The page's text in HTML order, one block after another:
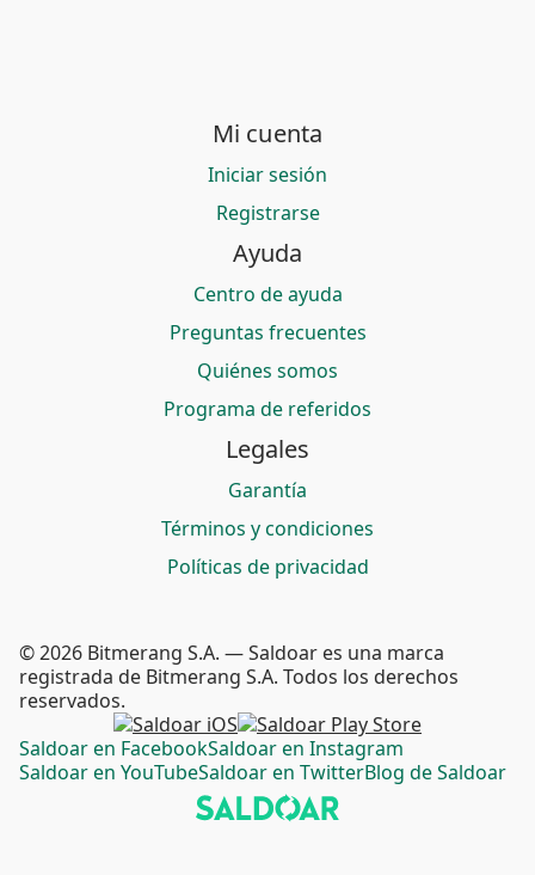
Mi cuenta
Iniciar sesión
Registrarse
Ayuda
Centro de ayuda
Preguntas frecuentes
Quiénes somos
Programa de referidos
Legales
Garantía
Términos y condiciones
Políticas de privacidad
Saldoar en FacebookSaldoar en Instagram
Saldoar en YouTubeSaldoar en TwitterBlog de Saldoar
© 2026 Bitmerang S.A. — Saldoar es una marca
registrada de Bitmerang S.A. Todos los derechos
reservados.